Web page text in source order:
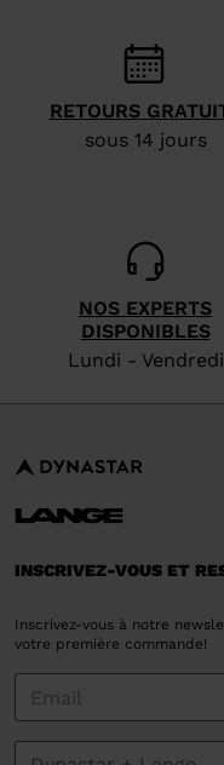
visiting
the
website
United
States.
RETOURS
sous 14 jours
NOS EXPERTS
DISPONIBLES
Lundi - Vendredi
INSCRIVEZ-VOUS ET
Inscrivez-vous à notre
votre première commande!